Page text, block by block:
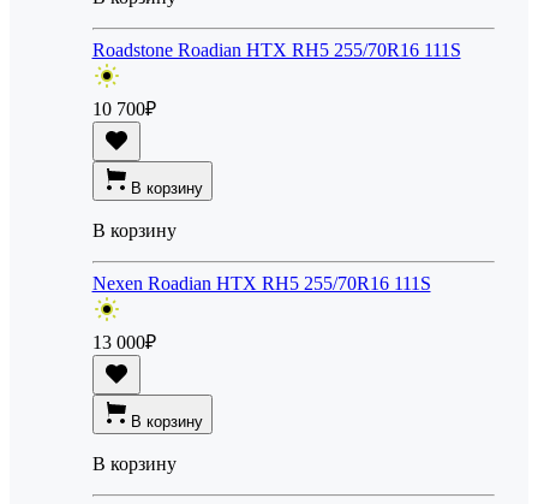
Roadstone Roadian HTX RH5 255/70R16 111S
10 700₽
В корзину
В корзину
Nexen Roadian HTX RH5 255/70R16 111S
13 000₽
В корзину
В корзину